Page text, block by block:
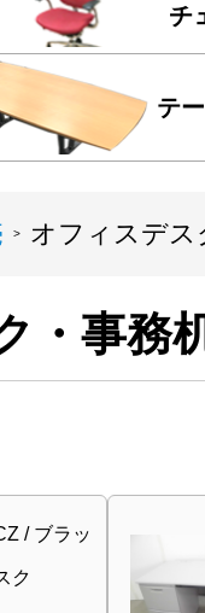
チ
テ
> オフィスデス
・事務
/ ブラッ
ク